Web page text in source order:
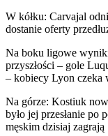
W kółku: Carvajal
dostanie oferty
Na boku ligowe
przyszłości – gole
– kobiecy Lyon
Na górze: Kostiuk
było jej przesłanie
męskim dzisiaj